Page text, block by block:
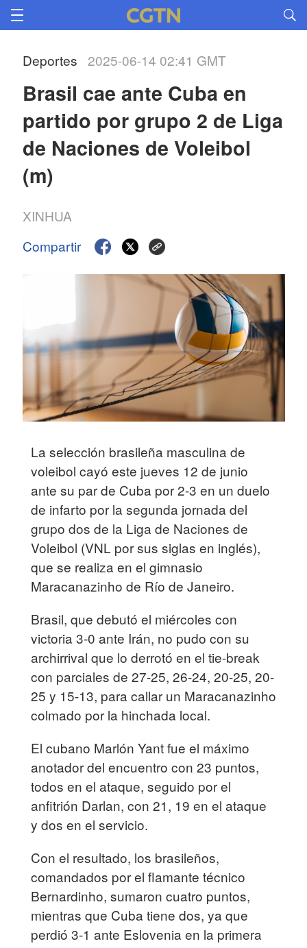
Deportes 2025-06-14 02:41 GMT
Brasil cae ante Cuba en
partido por grupo 2 de Liga
de Naciones de Voleibol
(m)
XINHUA
Compartir
La selección brasileña masculina de
voleibol cayó este jueves 12 de junio
ante su par de Cuba por 2-3 en un duelo
de infarto por la segunda jornada del
grupo dos de la Liga de Naciones de
Voleibol (VNL por sus siglas en inglés),
que se realiza en el gimnasio
Maracanazinho de Río de Janeiro.
Brasil, que debutó el miércoles con
victoria 3-0 ante Irán, no pudo con su
archirrival que lo derrotó en el tie-break
con parciales de 27-25, 26-24, 20-25, 20-
25 y 15-13, para callar un Maracanazinho
colmado por la hinchada local.
El cubano Marlón Yant fue el máximo
anotador del encuentro con 23 puntos,
todos en el ataque, seguido por el
anfitrión Darlan, con 21, 19 en el ataque
y dos en el servicio.
Con el resultado, los brasileños,
comandados por el flamante técnico
Bernardinho, sumaron cuatro puntos,
mientras que Cuba tiene dos, ya que
perdió 3-1 ante Eslovenia en la primera